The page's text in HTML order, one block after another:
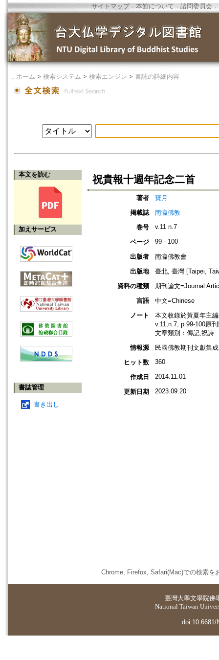
サイトマップ．本館について ． 諮問委員会 ．
． ホーム > 検索システム > 検索エンジン > 書誌の詳細内容
本文を読む
加えサービス
書誌管理
書き出し
祝貴報十週年記念二首
著者
寶月
掲載誌
南瀛佛教
巻号
v.11 n.7
ページ 99 - 100
出版者
南瀛佛教會
出版地
臺北, 臺灣 [Taipei,
資料の種類
期刊論文=Journal
言語
中文=Chinese
ノート
本文收錄於黃夏年主
v.11,n.7, p.99-100原
文章類別：傳記,祝詩
情報源
民國佛教期刊文獻集
ヒット数
360
作成日 2014.11.01
更新日期 2023.09.20
Chrome, Firefox, Safari(Mac)での検索を
臺灣大學文學院佛
National Taiwan
doi:10.6681/